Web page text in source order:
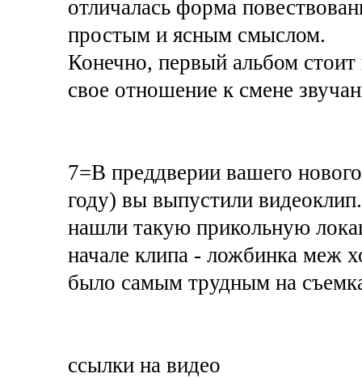
отличалась форма
простым и ясным смыслом.
Конечно, первый альбом
свое отношение к смене
7=В преддверии вашего
году) вы выпустили
нашли такую прикольную
начале клипа - ложбинка меж
было самым трудным на
ссылки на видео